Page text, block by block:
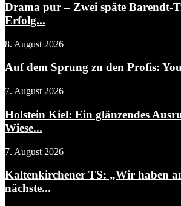
Drama pur – Zwei späte Barendt-
Erfolg...
8. August 2026
Auf dem Sprung zu den Profis:
7. August 2026
Holstein Kiel: Ein glänzendes
Wiese...
7. August 2026
Kaltenkirchener TS: „Wir haben
nächste...